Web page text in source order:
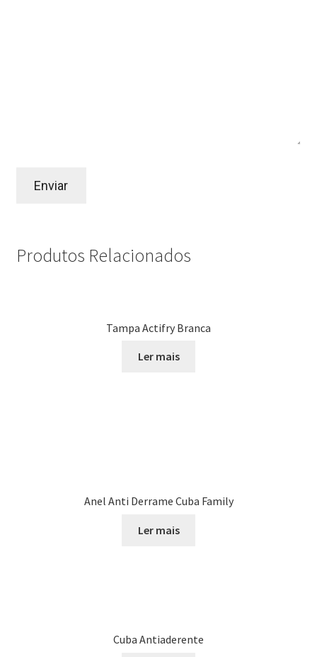
Produtos Relacionados
Tampa Actifry Branca
Ler mais
Anel Anti Derrame Cuba Family
Ler mais
Cuba Antiaderente